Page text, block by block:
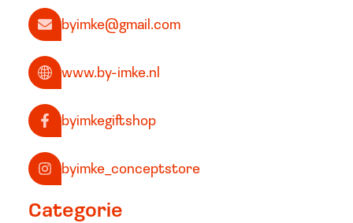
byimke@gmail.com
www.by-imke.nl
byimkegiftshop
byimke_conceptstore
Categorie